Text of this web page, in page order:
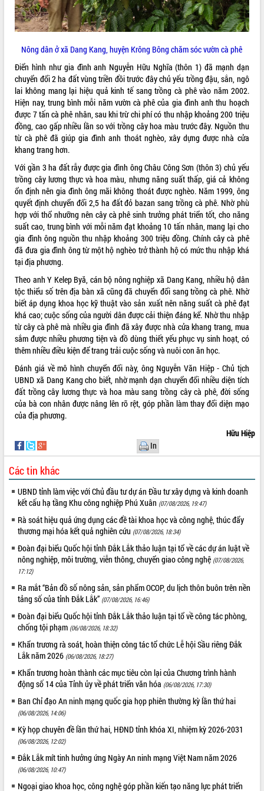
Khám bệnh, cấp phát thuốc miễn phí
và tặng quà người dân xã Cư Pui
Hội nghị UBND tỉnh Đắk Lắk thường kỳ
tháng 7/2026
Lễ truy tặng danh hiệu “Bà Mẹ Việt
Nam Anh hùng” và trao Huân chương
Lao động
UBND tỉnh Đắk Lắk triển khai nhiệm
vụ 6 tháng cuối năm 2026
Kỳ họp thứ Hai, Hội đồng nhân dân
tỉnh khóa XI quyết nghị nhiều nội dung
quan trọng
Bí thư Tỉnh ủy Lương Nguyễn Minh
Triết thăm, tặng quà người có công với
cách mạng
Rà soát, hoàn thiện hệ thống thiết chế
văn hóa, thể thao đáp ứng yêu cầu
phát triển mới
Thường trực HĐND tỉnh Đắk Lắk gặp
mặt Đoàn chuyên gia y tế TP. Hồ Chí
Minh
Lễ truy điệu và an táng hài cốt liệt sĩ
tại Nghĩa trang Liệt sĩ xã Sơn Hòa
Bàn giải pháp tháo gỡ khó khăn trong
xuất khẩu sầu riêng và triển khai quy
định EUDR
Thứ trưởng Bộ Nông nghiệp và Môi
trường Nguyễn Hoàng Hiệp khảo sát
vùng trồng và doanh nghiệp đóng gói
sầu riêng tại Đắk Lắk
Trình diễn nghệ thuật chế biến các
món ăn từ sầu riêng
Đắk Lắk công bố Quy hoạch và xúc
Ngành cá ngừ Đắk Lắk chủ động thích
ứng để giữ vững thị trường xuất khẩu
Diễn đàn Kinh tế tư nhân Việt Nam đột
phá cơ chế - Hợp tác công tư
Đề án 06 tạo bước ngoặt đột phá trong
Kết nối tour, đẩy mạnh chuyển đổi số
để phát triển du lịch Đắk Lắk
Khởi động Dự án Đầu tư xây dựng hạ
tầng kỹ thuật Cụm công nghiệp Tân
Tiến
Gặp mặt các cơ quan báo chí nhân Kỷ
niệm 101 năm Ngày Báo chí Cách
mạng Việt Nam
Đắk Lắk sơ kết 4 năm triển khai thực
hiện Đề án 06 của Chính phủ
Họp báo thông tin về Hội nghị Công bố
Quy hoạch và Xúc tiến đầu tư tỉnh Đắk
Lắk
Khơi thông điểm nghẽn, đẩy nhanh
giải ngân vốn khắc phục thiên tai
hoạch tỉnh thời kỳ 2021-2030
Hội thảo góp ý hồ sơ điều chỉnh quy
hoạch tỉnh Đắk Lắk thời kỳ 2021-2030,
tầm nhìn đến năm 2050
Nâng cao hiệu quả hoạt động của các
ALBUM ẢNH
LIÊN KẾT WEB
Hôm nay:
30717
Tất cả:
66076040
Nông dân ở xã Dang Kang, huyện Krông Bông chăm sóc vườn cà phê
Điển hình như gia đình anh Nguyễn Hữu Nghĩa (thôn 1) đã mạnh dạn
chuyển đổi 2 ha đất vùng triền đồi trước đây chủ yếu trồng đậu, sắn, ngô
lai không mang lại hiệu quả kinh tế sang trồng cà phê vào năm 2002.
Hiện nay, trung bình mỗi năm vườn cà phê của gia đình anh thu hoạch
được 7 tấn cà phê nhân, sau khi trừ chi phí có thu nhập khoảng 200 triệu
đồng, cao gấp nhiều lần so với trồng cây hoa màu trước đây. Nguồn thu
từ cà phê đã giúp gia đình anh thoát nghèo, xây dựng được nhà cửa
khang trang hơn.
Với gần 3 ha đất rẫy được gia đình ông Châu Công Sơn (thôn 3) chủ yếu
trồng cây lương thực và hoa màu, nhưng năng suất thấp, giá cả không
ổn định nên gia đình ông mãi không thoát được nghèo. Năm 1999, ông
quyết định chuyển đổi 2,5 ha đất đỏ bazan sang trồng cà phê. Nhờ phù
hợp với thổ nhưỡng nên cây cà phê sinh trưởng phát triển tốt, cho năng
suất cao, trung bình với mỗi năm đạt khoảng 10 tấn nhân, mang lại cho
gia đình ông nguồn thu nhập khoảng 300 triệu đồng. Chính cây cà phê
đã đưa gia đình ông từ một hộ nghèo trở thành hộ có mức thu nhập khá
tại địa phương.
Theo anh Y Kelep Byă, cán bộ nông nghiệp xã Dang Kang, nhiều hộ dân
tộc thiểu số trên địa bàn xã cũng đã chuyển đổi sang trồng cà phê. Nhờ
biết áp dụng khoa học kỹ thuật vào sản xuất nên năng suất cà phê đạt
khá cao; cuộc sống của người dân được cải thiện đáng kể. Nhờ thu nhập
từ cây cà phê mà nhiều gia đình đã xây được nhà cửa khang trang, mua
sắm được nhiều phương tiện và đồ dùng thiết yếu phục vụ sinh hoạt, có
thêm nhiều điều kiện để trang trải cuộc sống và nuôi con ăn học.
Đánh giá về mô hình chuyển đổi này, ông Nguyễn Văn Hiệp - Chủ tịch
UBND xã Dang Kang cho biết, nhờ mạnh dạn chuyển đổi nhiều diện tích
đất trồng cây lương thực và hoa màu sang trồng cây cà phê, đời sống
của bà con nhân được nâng lên rõ rệt, góp phần làm thay đổi diện mạo
của địa phương.
Hữu Hiệp
In
Các tin khác
UBND tỉnh làm việc với Chủ đầu tư dự án Đầu tư xây dựng và kinh doanh
kết cấu hạ tầng Khu công nghiệp Phú Xuân (07/08/2026, 19:47)
Rà soát hiệu quả ứng dụng các đề tài khoa học và công nghệ, thúc đẩy
thương mại hóa kết quả nghiên cứu (07/08/2026, 18:34)
Đoàn đại biểu Quốc hội tỉnh Đắk Lắk thảo luận tại tổ về các dự án luật về
nông nghiệp, môi trường, viễn thông, chuyển giao công nghệ (07/08/2026,
17:12)
Ra mắt “Bản đồ số nông sản, sản phẩm OCOP, du lịch thôn buôn trên nền
tảng số của tỉnh Đắk Lắk” (07/08/2026, 16:46)
Đoàn đại biểu Quốc hội tỉnh Đắk Lắk thảo luận tại tổ về công tác phòng,
chống tội phạm (06/08/2026, 18:32)
Khẩn trương rà soát, hoàn thiện công tác tổ chức Lễ hội Sầu riêng Đắk
Lắk năm 2026 (06/08/2026, 18:27)
Khẩn trương hoàn thành các mục tiêu còn lại của Chương trình hành
động số 14 của Tỉnh ủy về phát triển văn hóa (06/08/2026, 17:30)
Ban Chỉ đạo An ninh mạng quốc gia họp phiên thường kỳ lần thứ hai
(06/08/2026, 14:06)
Kỳ họp chuyên đề lần thứ hai, HĐND tỉnh khóa XI, nhiệm kỳ 2026-2031
(06/08/2026, 12:02)
Đắk Lắk mít tinh hưởng ứng Ngày An ninh mạng Việt Nam năm 2026
(06/08/2026, 10:47)
Ngoại giao khoa học, công nghệ góp phần kiến tạo năng lực phát triển